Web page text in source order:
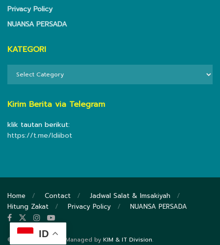
Privacy Policy
NUANSA PERSADA
KATEGORI
KATEGORI
Kirim Berita via Telegram
klik tautan berikut:
https://t.me/ldiibot
Home Contact
Jadwal Salat & Imsakiyah
Hitung Zakat
Privacy Policy NUANSA PERSADA
© 2020 DPP LDII - Managed by KIM & IT Division.
ID